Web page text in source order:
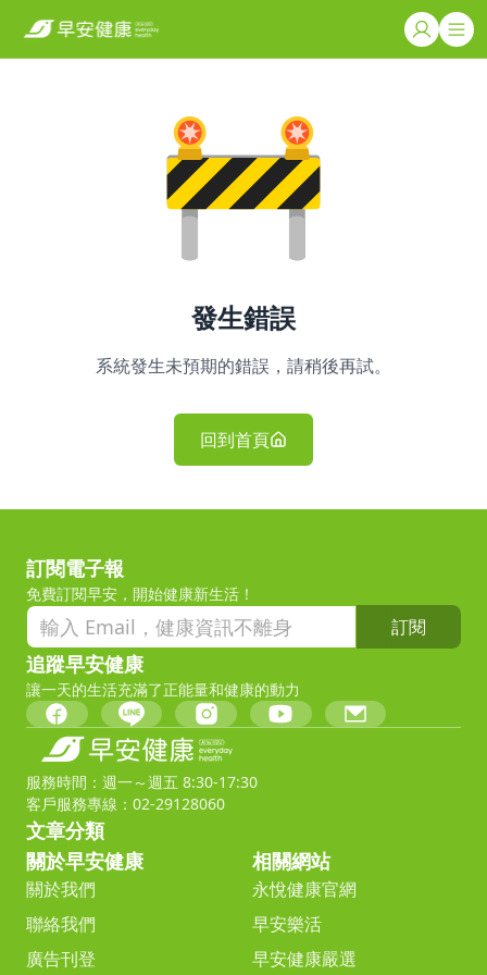
發生錯誤
系統發生未預期的錯誤，請稍後再試。
回到首頁
訂閱電子報
免費訂閱早安，開始健康新生活！
訂閱
追蹤早安健康
讓一天的生活充滿了正能量和健康的動力
服務時間：週一～週五 8:30-17:30
客戶服務專線：02-29128060
文章分類
關於早安健康
關於我們
聯絡我們
廣告刊登
相關網站
永悅健康官網
早安樂活
早安健康嚴選